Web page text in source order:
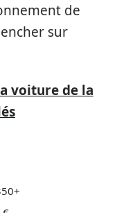
de
sur
voiture de la